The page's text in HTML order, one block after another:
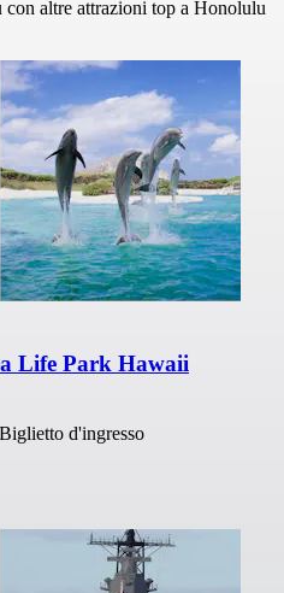
altre attrazioni top a Honolulu
Life Park Hawaii
d'ingresso